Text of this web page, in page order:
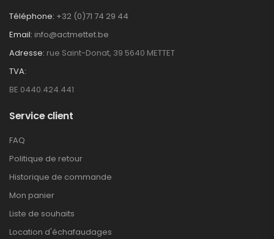
Téléphone: +32 (0)71 74 29 44
Email: info@actmettet.be
Adresse: rue Saint-Donat, 39 5640 METTET
TVA:
BE 0440.424.441
Service client
FAQ
Politique de retour
Historique de commande
Mon panier
Liste de souhaits
Location d'échafaudages